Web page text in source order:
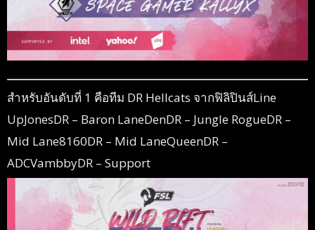
สำหรับอันดับที่ 1 คือทีม DR Hellcats จากฟิลิปินส์Line
UpJonesDR – Baron LaneDenDR – Jungle RogueDR –
Mid Lane8160DR – Mid LaneQueenDR –
ADCVambbyDR – Support